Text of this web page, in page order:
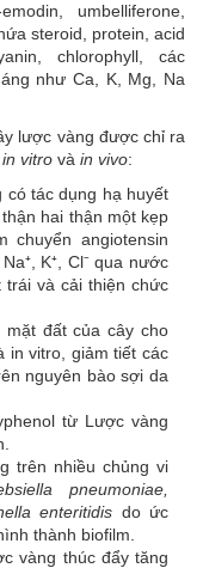
umbelliferone,
steroid, protein, acid
chlorophyll, các
như Ca, K, Mg, Na
lược vàng được chỉ ra
in vitro và in vivo:
có tác dụng hạ huyết
hai thận một kẹp
chuyển angiotensin
K⁺, Cl⁻ qua nước
và cải thiện chức
mặt đất của cây cho
in vitro, giảm tiết các
nguyên bào sợi da
từ Lược vàng
trên nhiều chủng vi
pneumoniae,
enteritidis do ức
thành biofilm.
vàng thúc đẩy tăng